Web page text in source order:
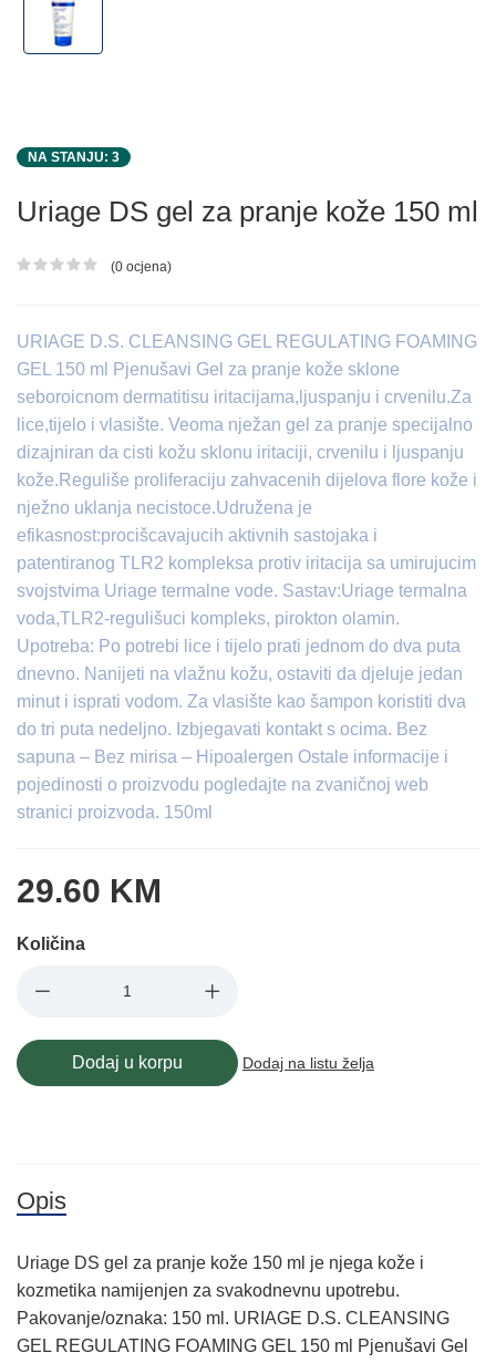
NA STANJU: 3
Uriage DS gel za pranje kože 150 ml
Ocjena proizvoda
(0 ocjena)
URIAGE D.S. CLEANSING GEL REGULATING FOAMING
GEL 150 ml Pjenušavi Gel za pranje kože sklone
seboroicnom dermatitisu iritacijama,ljuspanju i crvenilu.Za
lice,tijelo i vlasište. Veoma nježan gel za pranje specijalno
dizajniran da cisti kožu sklonu iritaciji, crvenilu i ljuspanju
kože.Reguliše proliferaciju zahvacenih dijelova flore kože i
nježno uklanja necistoce.Udružena je
efikasnost:procišcavajucih aktivnih sastojaka i
patentiranog TLR2 kompleksa protiv iritacija sa umirujucim
svojstvima Uriage termalne vode. Sastav:Uriage termalna
voda,TLR2-regulišuci kompleks, pirokton olamin.
Upotreba: Po potrebi lice i tijelo prati jednom do dva puta
dnevno. Nanijeti na vlažnu kožu, ostaviti da djeluje jedan
minut i isprati vodom. Za vlasište kao šampon koristiti dva
do tri puta nedeljno. Izbjegavati kontakt s ocima. Bez
sapuna – Bez mirisa – Hipoalergen Ostale informacije i
pojedinosti o proizvodu pogledajte na zvaničnoj web
stranici proizvoda. 150ml
29.60 KM
Količina
Dodaj u korpu Dodaj na listu želja
Opis
Uriage DS gel za pranje kože 150 ml je njega kože i
kozmetika namijenjen za svakodnevnu upotrebu.
Pakovanje/oznaka: 150 ml. URIAGE D.S. CLEANSING
GEL REGULATING FOAMING GEL 150 ml Pjenušavi Gel